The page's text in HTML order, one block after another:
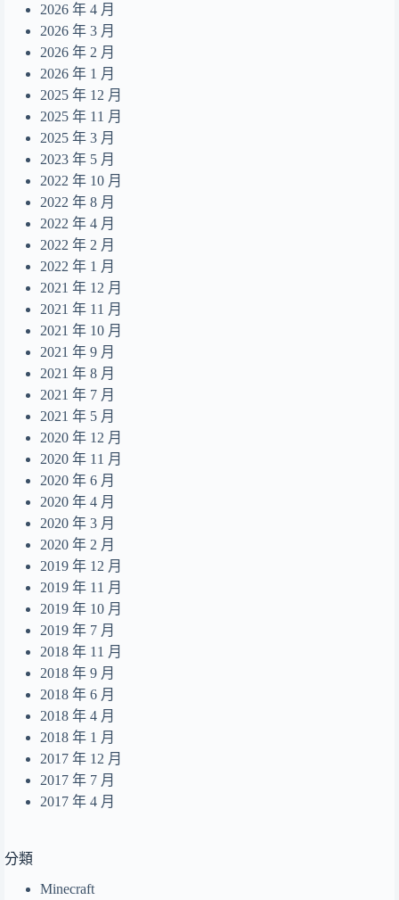
16目及皆是你
17摺縫中的夢
18Daydreamer
2026 年 4 月
2026 年 3 月
2026 年 2 月
2026 年 1 月
2025 年 12 月
2025 年 11 月
2025 年 3 月
2023 年 5 月
2022 年 10 月
2022 年 8 月
2022 年 4 月
2022 年 2 月
2022 年 1 月
2021 年 12 月
2021 年 11 月
2021 年 10 月
2021 年 9 月
2021 年 8 月
2021 年 7 月
2021 年 5 月
2020 年 12 月
2020 年 11 月
2020 年 6 月
2020 年 4 月
2020 年 3 月
2020 年 2 月
2019 年 12 月
2019 年 11 月
2019 年 10 月
2019 年 7 月
2018 年 11 月
2018 年 9 月
2018 年 6 月
2018 年 4 月
2018 年 1 月
2017 年 12 月
2017 年 7 月
2017 年 4 月
分類
Minecraft